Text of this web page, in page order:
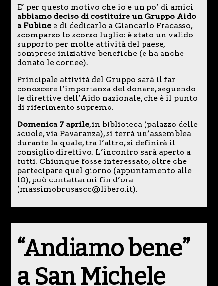
E’ per questo motivo che io e un po’ di amici
abbiamo deciso di costituire un Gruppo Aido
a Fubinee di dedicarlo a Giancarlo Fracasso,
scomparso lo scorso luglio: è stato un valido
supporto per molte attività del paese,
comprese iniziative benefiche (e ha anche
donato le cornee).
Principale attività del Gruppo sarà il far
conoscere l’importanza del donare, seguendo
le direttive dell’Aido nazionale, che è il punto
di riferimento supremo.
Domenica 7 aprile, in biblioteca (palazzo delle
scuole, via Pavaranza), si terrà un’assemblea
durante la quale, tra l’altro, si definirà il
consiglio direttivo. L’incontro sarà aperto a
tutti. Chiunque fosse interessato, oltre che
partecipare quel giorno (appuntamento alle
10), può contattarmi fin d’ora
(massimobrusasco@libero.it).
“Andiamo bene”
a San Michele